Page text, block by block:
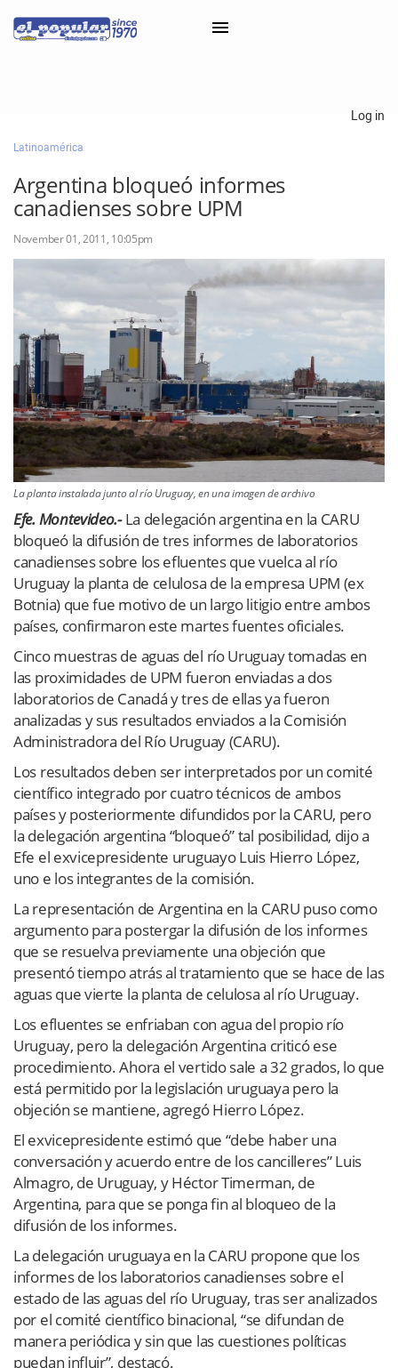
Classifieds
Categorías
×
Log in
Latinoamérica
Argentina bloqueó informes
canadienses sobre UPM
November 01, 2011, 10:05pm
La planta instalada junto al río Uruguay, en una imagen de archivo
Efe. Montevideo.-La delegación argentina en la CARU
bloqueó la difusión de tres informes de laboratorios
canadienses sobre los efluentes que vuelca al río
Uruguay la planta de celulosa de la empresa UPM (ex
Botnia) que fue motivo de un largo litigio entre ambos
países, confirmaron este martes fuentes oficiales.
Cinco muestras de aguas del río Uruguay tomadas en
las proximidades de UPM fueron enviadas a dos
laboratorios de Canadá y tres de ellas ya fueron
analizadas y sus resultados enviados a la Comisión
Administradora del Río Uruguay (CARU).
Los resultados deben ser interpretados por un comité
científico integrado por cuatro técnicos de ambos
países y posteriormente difundidos por la CARU, pero
la delegación argentina “bloqueó” tal posibilidad, dijo a
Efe el exvicepresidente uruguayo Luis Hierro López,
uno e los integrantes de la comisión.
La representación de Argentina en la CARU puso como
argumento para postergar la difusión de los informes
que se resuelva previamente una objeción que
presentó tiempo atrás al tratamiento que se hace de las
aguas que vierte la planta de celulosa al río Uruguay.
Los efluentes se enfriaban con agua del propio río
Uruguay, pero la delegación Argentina criticó ese
procedimiento. Ahora el vertido sale a 32 grados, lo que
está permitido por la legislación uruguaya pero la
objeción se mantiene, agregó Hierro López.
El exvicepresidente estimó que “debe haber una
conversación y acuerdo entre de los cancilleres” Luis
Almagro, de Uruguay, y Héctor Timerman, de
Argentina, para que se ponga fin al bloqueo de la
difusión de los informes.
La delegación uruguaya en la CARU propone que los
informes de los laboratorios canadienses sobre el
estado de las aguas del río Uruguay, tras ser analizados
por el comité científico binacional, “se difundan de
manera periódica y sin que las cuestiones políticas
puedan influir”, destacó.